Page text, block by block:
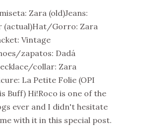
Zara (old)Jeans:
(actual)Hat/Gorro: Zara
Vintage
zapatos: Dadá
collar: Zara
La Petite Folie (OPI
Buff) Hi!Roco is one of the
ever and I didn't hesitate
with it in this special post.